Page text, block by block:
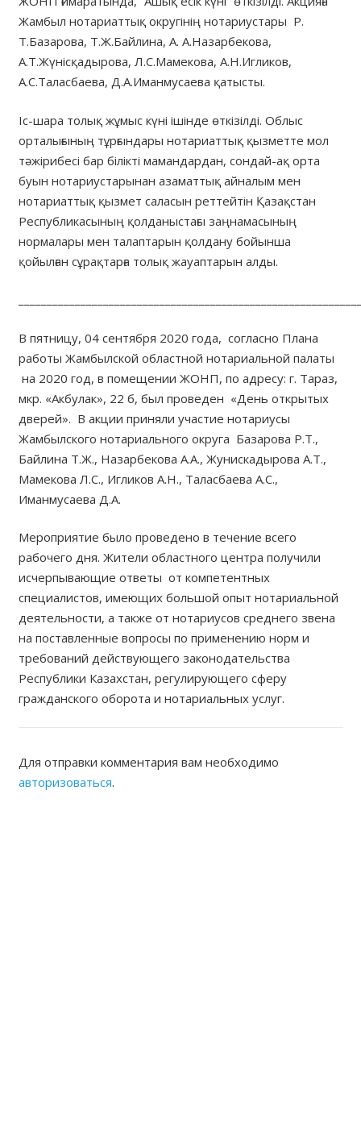
Жамбыл нотариаттық округінің нотариустары Р.
Т.Базарова, Т.Ж.Байлина, А. А.Назарбекова,
А.Т.Жүнісқадырова, Л.С.Мамекова, А.Н.Игликов,
А.С.Таласбаева, Д.А.Иманмусаева қатысты.
Іс-шара толық жұмыс күні ішінде өткізілді. Облыс
орталығының тұрғындары нотариаттық қызметте мол
тәжірибесі бар білікті мамандардан, сондай-ақ орта
буын нотариустарынан азаматтық айналым мен
нотариаттық қызмет саласын реттейтін Қазақстан
Республикасының қолданыстағы заңнамасының
нормалары мен талаптарын қолдану бойынша
қойылған сұрақтарға толық жауаптарын алды.
В пятницу, 04 сентября 2020 года, согласно Плана
работы Жамбылской областной нотариальной палаты
на 2020 год, в помещении ЖОНП, по адресу: г. Тараз,
мкр. «Акбулак», 22 б, был проведен «День открытых
дверей». В акции приняли участие нотариусы
Жамбылского нотариального округа Базарова Р.Т.,
Байлина Т.Ж., Назарбекова А.А., Жунискадырова А.Т.,
Мамекова Л.С., Игликов А.Н., Таласбаева А.С.,
Иманмусаева Д.А.
Мероприятие было проведено в течение всего
рабочего дня. Жители областного центра получили
исчерпывающие ответы от компетентных
специалистов, имеющих большой опыт нотариальной
деятельности, а также от нотариусов среднего звена
на поставленные вопросы по применению норм и
требований действующего законодательства
Республики Казахстан, регулирующего сферу
гражданского оборота и нотариальных услуг.
Для отправки комментария вам необходимо
авторизоваться.